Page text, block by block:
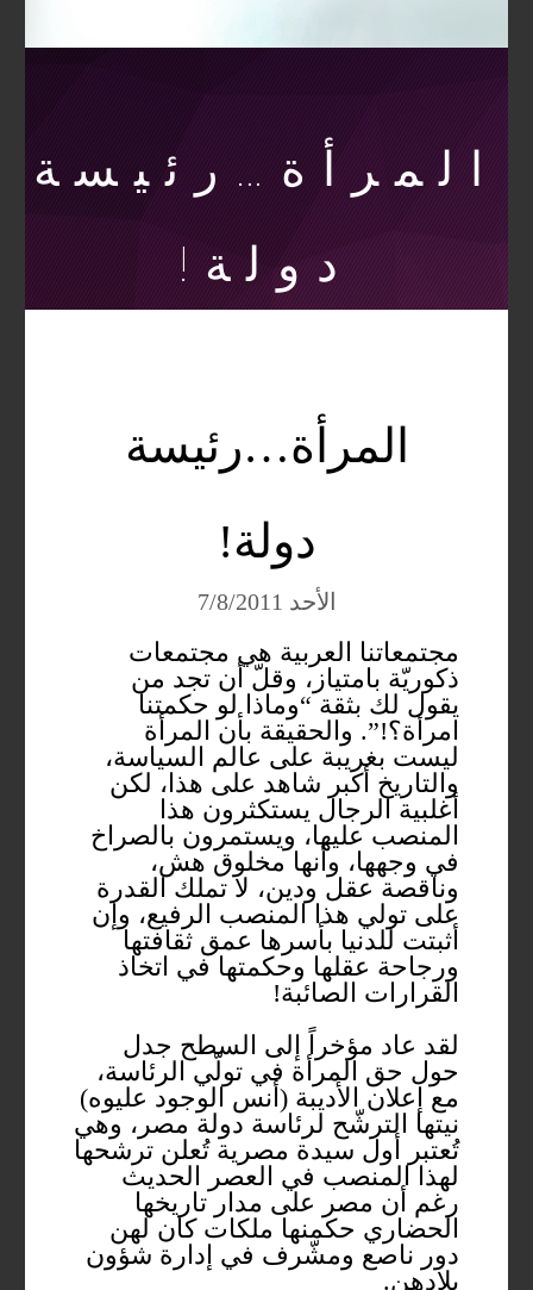
المرأة…رئيسة
دولة!
المرأة…رئيسة
دولة!
الأحد 7/8/2011
مجتمعاتنا العربية هي مجتمعات
ذكوريّة بامتياز، وقلّ أن تجد من
يقول لك بثقة “وماذا لو حكمتنا
امرأة؟!”. والحقيقة بأن المرأة
ليست بغريبة على عالم السياسة،
والتاريخ أكبر شاهد على هذا، لكن
أغلبية الرجال يستكثرون هذا
المنصب عليها، ويستمرون بالصراخ
في وجهها، وأنها مخلوق هش،
وناقصة عقل ودين، لا تملك القدرة
على تولي هذا المنصب الرفيع، وإن
أثبتت للدنيا بأسرها عمق ثقافتها
ورجاحة عقلها وحكمتها في اتخاذ
القرارات الصائبة!
لقد عاد مؤخراً إلى السطح جدل
حول حق المرأة في تولّي الرئاسة،
مع إعلان الأديبة (أنس الوجود عليوه)
نيتها الترشّح لرئاسة دولة مصر، وهي
تُعتبر أول سيدة مصرية تُعلن ترشحها
لهذا المنصب في العصر الحديث
رغم أن مصر على مدار تاريخها
الحضاري حكمنها ملكات كان لهن
دور ناصع ومشّرف في إدارة شؤون
بلادهن.